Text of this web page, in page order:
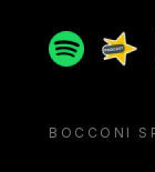
Spotify
BOCCONI